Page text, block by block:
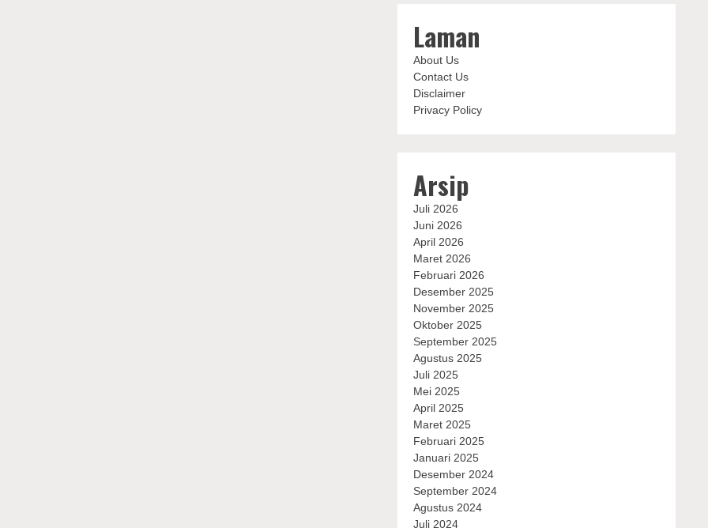
Laman
About Us
Contact Us
Disclaimer
Privacy Policy
Arsip
Juli 2026
Juni 2026
April 2026
Maret 2026
Februari 2026
Desember 2025
November 2025
Oktober 2025
September 2025
Agustus 2025
Juli 2025
Mei 2025
April 2025
Maret 2025
Februari 2025
Januari 2025
Desember 2024
September 2024
Agustus 2024
Juli 2024